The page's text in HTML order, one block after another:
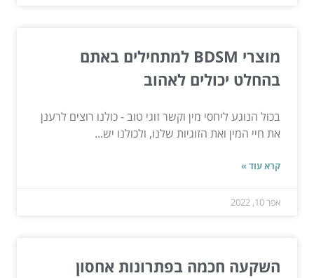
מוצרי BDSM למתחילים באתם
בהחלט יכולים לאהוב
בכול הנוגע ליחסי מין וקשר זוגי טוב - כולנו רוצים לרענן
את חיי המין ואת הזוגיות שלנו, ולכולנו יש...
קרא עוד »
אפר 10, 2022
השקעה חכמה בפתרונות אחסון